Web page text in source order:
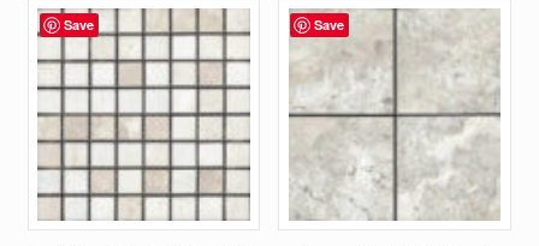
€ 42.30
Save Save